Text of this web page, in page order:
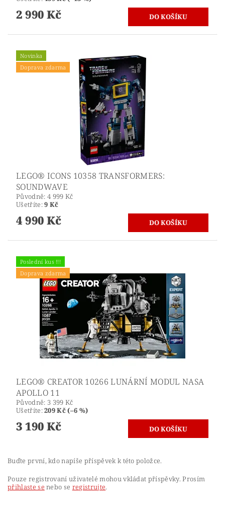
2 990 Kč
Novinka
Doprava zdarma
LEGO® ICONS 10358 TRANSFORMERS:
SOUNDWAVE
Původně: 4 999 Kč
Ušetříte:9 Kč
4 990 Kč
Poslední kus !!!
Doprava zdarma
LEGO® CREATOR 10266 LUNÁRNÍ MODUL NASA
APOLLO 11
Původně: 3 399 Kč
Ušetříte:209 Kč (–6 %)
3 190 Kč
Buďte první, kdo napíše příspěvek k této položce.
Pouze registrovaní uživatelé mohou vkládat příspěvky. Prosím
přihlaste se nebo se registrujte.